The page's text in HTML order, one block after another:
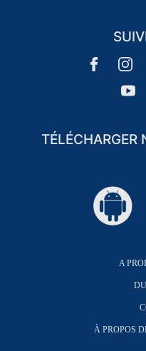
TÉLÉCHARGER
A
À PROPOS